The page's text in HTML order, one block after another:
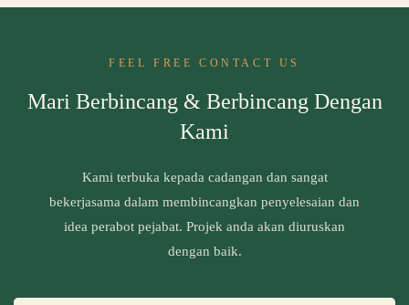
FEEL FREE CONTACT US
Mari Berbincang & Berbincang Dengan
Kami
Kami terbuka kepada cadangan dan sangat
bekerjasama dalam membincangkan penyelesaian dan
idea perabot pejabat. Projek anda akan diuruskan
dengan baik.